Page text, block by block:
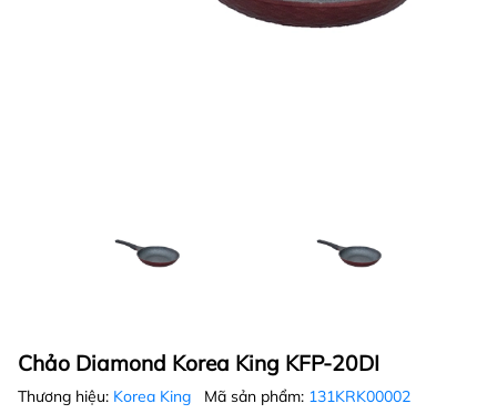
Chảo Diamond Korea King KFP-20DI
Thương hiệu: Korea King Mã sản phẩm: 131KRK00002